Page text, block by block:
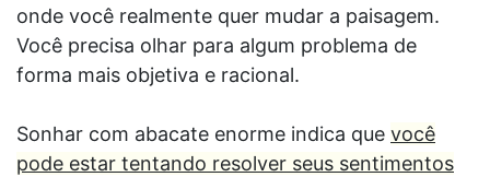
onde você realmente quer mudar a paisagem.
Você precisa olhar para algum problema de
forma mais objetiva e racional.
Sonhar com abacate enorme indica que você
pode estar tentando resolver seus sentimentos